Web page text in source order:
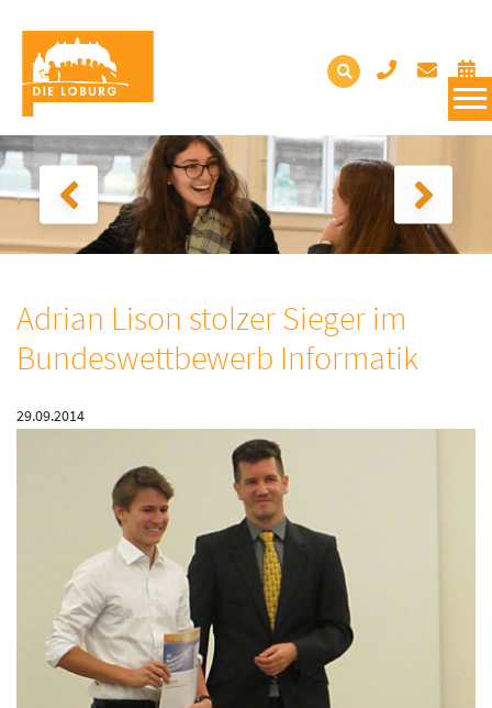
Adrian Lison stolzer Sieger im
Bundeswettbewerb Informatik
29.09.2014